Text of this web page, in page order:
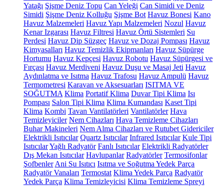
Yatağı Şişme Deniz Topu Can Yeleği Can Simidi ve Deniz
Simidi Şişme Deniz Kolluğu Şişme Bot Havuz Bonesi Kano
Havuz Malzemeleri Havuz Yapı Malzemeleri Nozul Havuz
Kenar Izgarası Havuz Filtresi Havuz Örtü Sistemleri Su
Perdesi Havuz Dip Süzgeç Havuz ve Dozaj Pompası Havuz
Kimyasalları Havuz Temizlik Ekipmanları Havuz Süpürge
Hortumu Havuz Kepçesi Havuz Robotu Havuz Süpürgesi ve
Fırçası Havuz Merdiveni Havuz Duşu ve Masaj Jeti Havuz
Aydınlatma ve Isıtma Havuz Trafosu Havuz Ampulü Havuz
Termometresi Karavan ve Aksesuarları ISITMA VE
SOĞUTMA Klima Portatif Klima Duvar Tipi Klima Isı
Pompası Salon Tipi Klima Klima Kumandası Kaset Tipi
Klima Kombi Tavan Vantilatörleri Vantilatörler Hava
Temizleyiciler Nem Cihazları Hava Temizleme Cihazları
Buhar Makineleri Nem Alma Cihazları ve Rutubet Gidericiler
Elektrikli Isıtıcılar Quartz Isıtıcılar Infrared Isıtıcılar Kule Tipi
IsıtıcılarYağlı Radyatör Fanlı Isıtıcılar Elektrikli Radyatörler
Dış Mekan Isıtıcılar Havlupanlar Radyatörler Termosifonlar
Şofbenler Ani Su Isıtıcı Isıtma ve Soğutma Yedek Parça
Radyatör Vanaları Termostat Klima Yedek Parça Radyatör
Yedek Parça Klima Temizleyicisi Klima Temizleme Spreyi